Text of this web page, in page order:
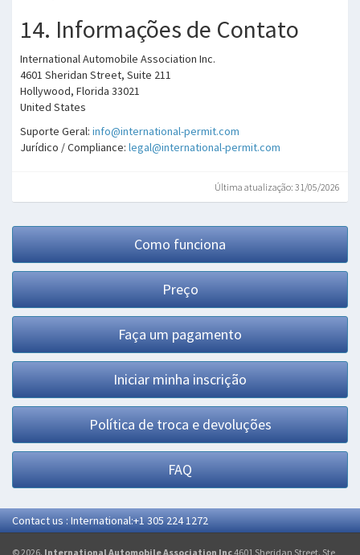
14. Informações de Contato
International Automobile Association Inc.
4601 Sheridan Street, Suite 211
Hollywood, Florida 33021
United States
Suporte Geral: info@international-permit.com
Jurídico / Compliance: legal@international-permit.com
Última atualização: 31/05/2026
Como funciona
Preço
Faça um pagamento
Iniciar minha inscrição
Política de troca e devoluções
FAQ
Contact us : International:+1 305 224 1272
© 2026. International Automobile Association Inc4601 Sheridan Street. Ste